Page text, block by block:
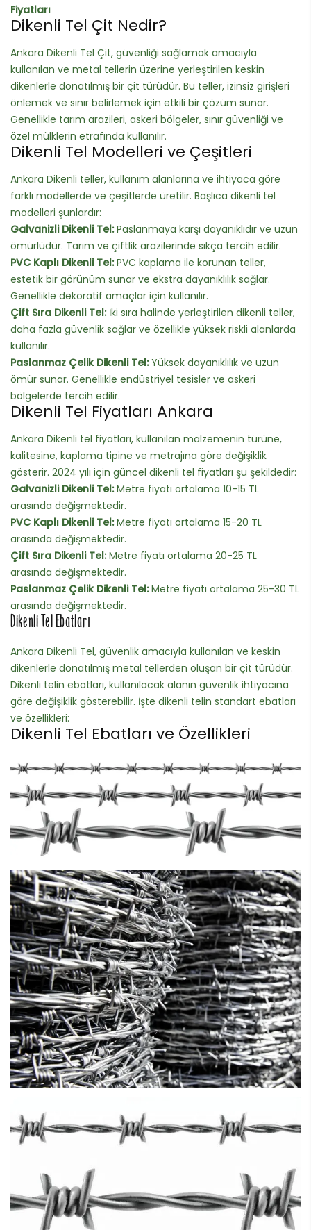
Fiyatları
Dikenli Tel Çit Nedir?
Ankara Dikenli Tel Çit, güvenliği sağlamak amacıyla
kullanılan ve metal tellerin üzerine yerleştirilen keskin
dikenlerle donatılmış bir çit türüdür. Bu teller, izinsiz girişleri
önlemek ve sınır belirlemek için etkili bir çözüm sunar.
Genellikle tarım arazileri, askeri bölgeler, sınır güvenliği ve
özel mülklerin etrafında kullanılır.
Dikenli Tel Modelleri ve Çeşitleri
Ankara Dikenli teller, kullanım alanlarına ve ihtiyaca göre
farklı modellerde ve çeşitlerde üretilir. Başlıca dikenli tel
modelleri şunlardır:
Galvanizli Dikenli Tel:Paslanmaya karşı dayanıklıdır ve uzun
ömürlüdür. Tarım ve çiftlik arazilerinde sıkça tercih edilir.
PVC Kaplı Dikenli Tel:PVC kaplama ile korunan teller,
estetik bir görünüm sunar ve ekstra dayanıklılık sağlar.
Genellikle dekoratif amaçlar için kullanılır.
Çift Sıra Dikenli Tel:İki sıra halinde yerleştirilen dikenli teller,
daha fazla güvenlik sağlar ve özellikle yüksek riskli alanlarda
kullanılır.
Paslanmaz Çelik Dikenli Tel:Yüksek dayanıklılık ve uzun
ömür sunar. Genellikle endüstriyel tesisler ve askeri
bölgelerde tercih edilir.
Dikenli Tel Fiyatları Ankara
Ankara Dikenli tel fiyatları, kullanılan malzemenin türüne,
kalitesine, kaplama tipine ve metrajına göre değişiklik
gösterir. 2024 yılı için güncel dikenli tel fiyatları şu şekildedir:
Galvanizli Dikenli Tel:Metre fiyatı ortalama 10-15 TL
arasında değişmektedir.
PVC Kaplı Dikenli Tel:Metre fiyatı ortalama 15-20 TL
arasında değişmektedir.
Çift Sıra Dikenli Tel:Metre fiyatı ortalama 20-25 TL
arasında değişmektedir.
Paslanmaz Çelik Dikenli Tel:Metre fiyatı ortalama 25-30 TL
arasında değişmektedir.
Dikenli Tel Ebatları
Ankara Dikenli Tel, güvenlik amacıyla kullanılan ve keskin
dikenlerle donatılmış metal tellerden oluşan bir çit türüdür.
Dikenli telin ebatları, kullanılacak alanın güvenlik ihtiyacına
göre değişiklik gösterebilir. İşte dikenli telin standart ebatları
ve özellikleri:
Dikenli Tel Ebatları ve Özellikleri